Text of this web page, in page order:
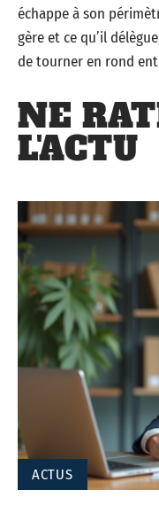
échappe à son
gère et ce qu’il
de tourner en rond
NE
L'ACTU
ACTUS